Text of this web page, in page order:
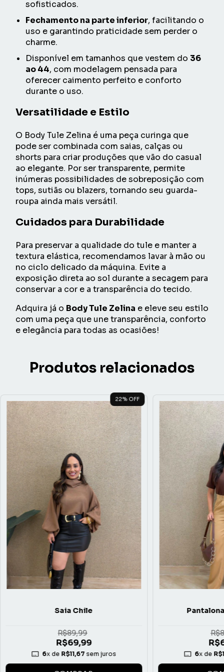
sofisticados.
Fechamento na parte inferior, facilitando o
uso e garantindo praticidade sem perder o
charme.
Disponível em tamanhos que vestem do 36
ao 44, com modelagem pensada para
oferecer caimento perfeito e conforto
durante o uso.
Versatilidade e Estilo
O Body Tule Zelina é uma peça curinga que
pode ser combinada com saias, calças ou
shorts para criar produções que vão do casual
ao elegante. Por ser transparente, permite
inúmeras possibilidades de sobreposição com
tops, sutiãs ou blazers, tornando seu guarda-
roupa ainda mais versátil.
Cuidados para Durabilidade
Para preservar a qualidade do tule e manter a
textura elástica, recomendamos lavar à mão ou
no ciclo delicado da máquina. Evite a
exposição direta ao sol durante a secagem para
conservar a cor e a transparência do tecido.
Adquira já o Body Tule Zelina e eleve seu estilo
com uma peça que une transparência, conforto
e elegância para todas as ocasiões!
Produtos relacionados
22% OFF
Saia Chile
R$89,99
R$69,99
6x de R$11,67sem juros 6x de